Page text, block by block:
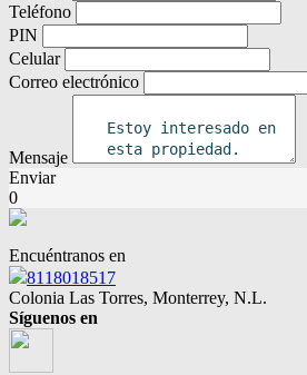
Teléfono
PIN
Celular
Correo electrónico
Mensaje
Enviar
0
Encuéntranos en
8118018517
Colonia Las Torres, Monterrey, N.L.
Síguenos en